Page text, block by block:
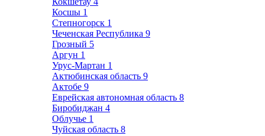
Косшы 1
Степногорск 1
Чеченская Республика 9
Грозный 5
Аргун 1
Урус-Мартан 1
Актюбинская область 9
Актобе 9
Еврейская автономная область 8
Биробиджан 4
Облучье 1
Чуйская область 8